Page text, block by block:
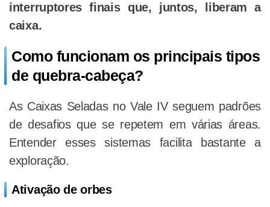
interruptores finais que, juntos, liberam a
caixa.
Como funcionam os principais tipos
de quebra-cabeça?
As Caixas Seladas no Vale IV seguem padrões
de desafios que se repetem em várias áreas.
Entender esses sistemas facilita bastante a
exploração.
Ativação de orbes